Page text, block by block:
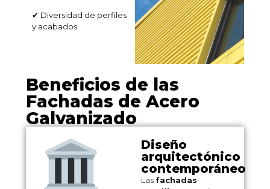
✔ Diversidad de perfiles
y acabados.
Beneficios de las
Fachadas de Acero
Galvanizado
Diseño
arquitectónico
contemporáneo
Las fachadas